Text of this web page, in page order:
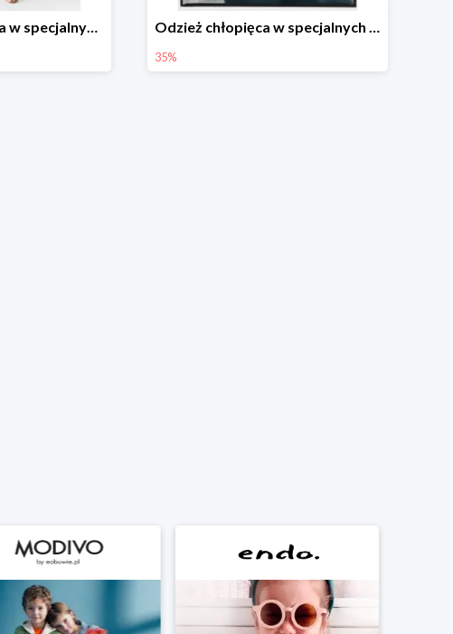
Odzież dziewczęca w specjalnych cenach do -40% Odzież chłopięca w specjalnych cenach do -35%
35%